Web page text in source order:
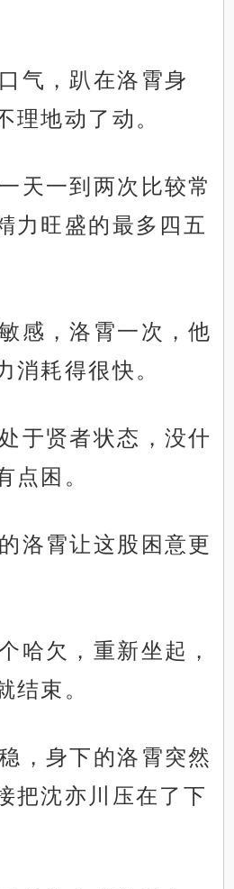
气，趴在洛霄身
理地动了动。
天一到两次比较常
力旺盛的最多四五
感，洛霄一次，他
消耗得很快。
于贤者状态，没什
点困。
洛霄让这股困意更
哈欠，重新坐起，
结束。
，身下的洛霄突然
把沈亦川压在了下